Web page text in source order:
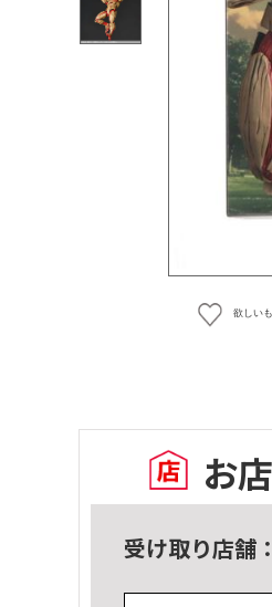
欲しい
お
受け取り店舗：